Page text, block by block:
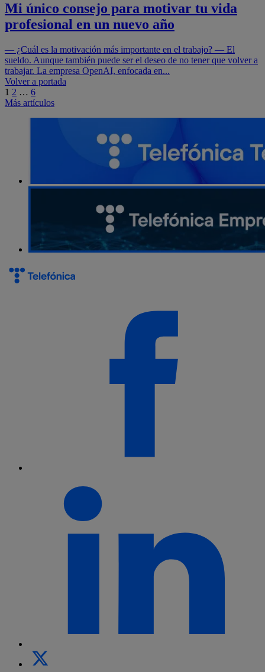
Mi único consejo para motivar tu vida
profesional en un nuevo año
— ¿Cuál es la motivación más importante en el trabajo? — El
sueldo. Aunque también puede ser el deseo de no tener que volver a
trabajar. La empresa OpenAI, enfocada en...
Navegación
de
entradas
Volver a portada
1 2 … 6
Más artículos